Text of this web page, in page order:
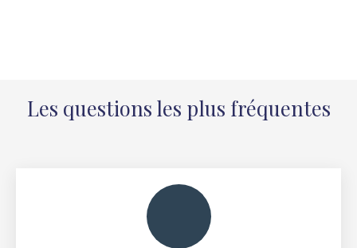
Les questions les plus fréquentes